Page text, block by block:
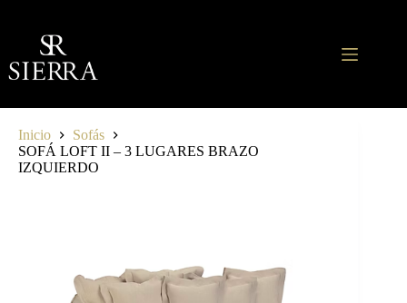
contenido
Inicio
Sofás
SOFÁ LOFT II – 3 LUGARES BRAZO
IZQUIERDO